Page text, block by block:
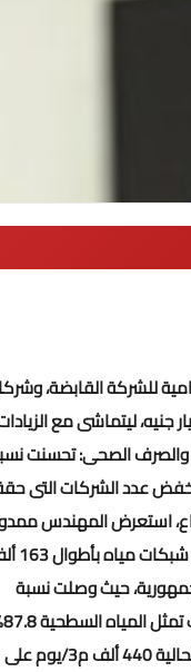
للشركة القابضة،
المالى 2017-2018، وكذا وافقت على زيادة رأس المال المُرخص به للشركة من 100 إلى 200 مليار جنيه، ليتماشى مع
والصرف الصحى: تحسنت
القطاع الحكومى لتصل إلى 95 % ببعض الشركات خلال العام 2017-2018، بينما انخفض عدد
استعرض المهندس
رسلان، تطور كمية المياه المُنتجة، والتى وصلت حالياً
على مستوى الجمهورية، حيث وصلت نسبة
تغطية الصرف الصحى إلى
والمياه الارتوازية 11.7%، بينما تمثل تحلية مياه البحر 0.5% من كمية المياه المُنتجة، وتبلغ طاقات محطات التحلية الحالية 440 ألف م3/يوم على